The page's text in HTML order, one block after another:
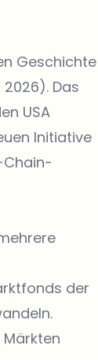
Geschichte
Das
USA
Initiative
Chain-
der